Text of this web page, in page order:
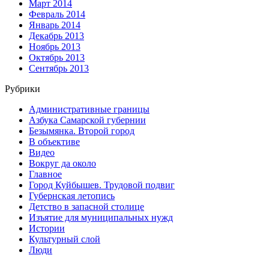
Март 2014
Февраль 2014
Январь 2014
Декабрь 2013
Ноябрь 2013
Октябрь 2013
Сентябрь 2013
Рубрики
Административные границы
Азбука Самарской губернии
Безымянка. Второй город
В объективе
Видео
Вокруг да около
Главное
Город Куйбышев. Трудовой подвиг
Губернская летопись
Детство в запасной столице
Изъятие для муниципальных нужд
Истории
Культурный слой
Люди